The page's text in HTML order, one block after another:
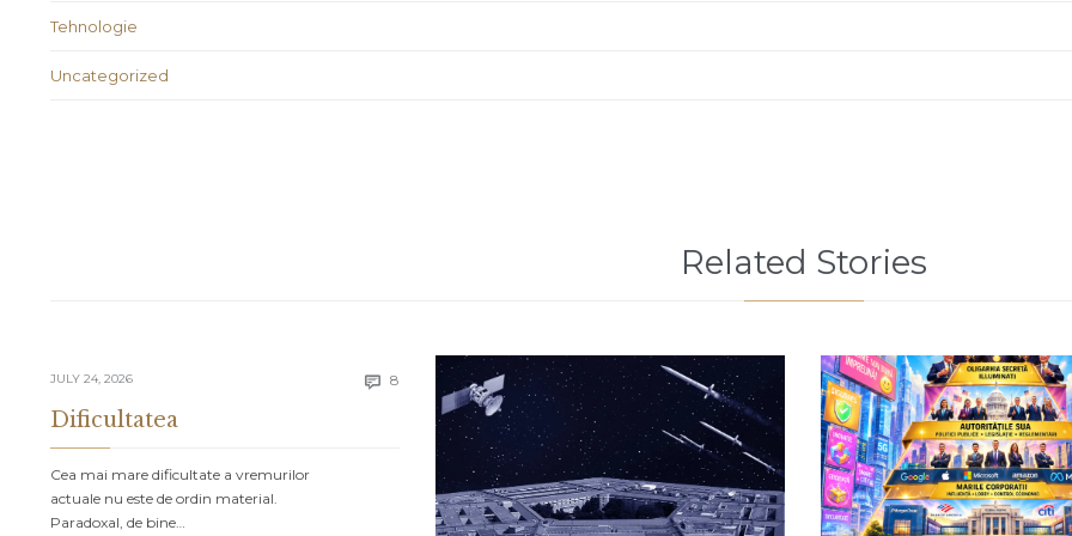
Tehnologie
Uncategorized
Related Stories
JULY 24, 2026  8 Comments
Dificultatea
Cea mai mare dificultate a vremurilor
actuale nu este de ordin material.
Paradoxal, de bine…